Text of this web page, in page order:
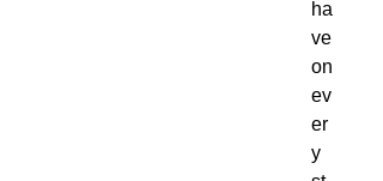
ha
ve
on
ev
er
y